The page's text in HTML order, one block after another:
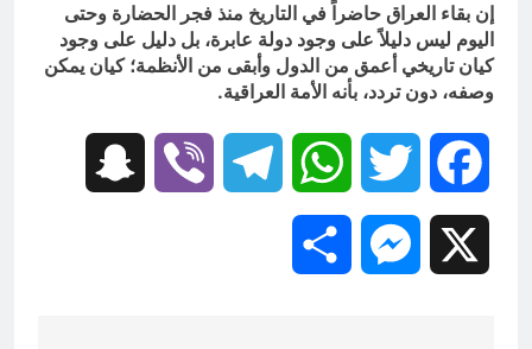
إن بقاء العراق حاضراً في التاريخ منذ فجر الحضارة وحتى
اليوم ليس دليلاً على وجود دولة عابرة، بل دليل على وجود
كيان تاريخي أعمق من الدول وأبقى من الأنظمة؛ كيان يمكن
وصفه، دون تردد، بأنه الأمة العراقية.
Facebook
Twitter
WhatsApp
Telegram
Viber
Messenger